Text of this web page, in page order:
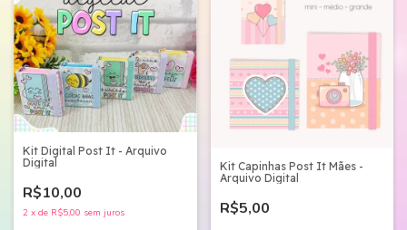
Kit Digital Post It - Arquivo
Digital
R$10,00
2 x de R$5,00 sem juros
Kit Capinhas Post It Mães -
Arquivo Digital
R$5,00